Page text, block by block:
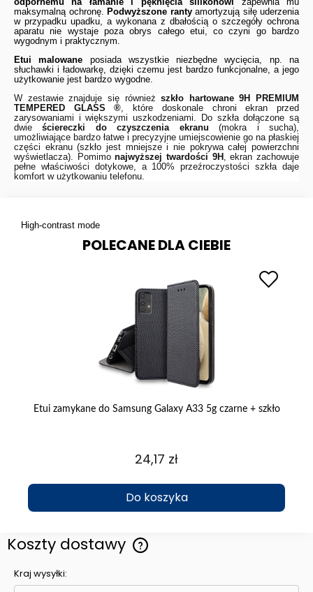
maksymalną ochronę. Podwyższone rantyamortyzują siłę uderzenia
w przypadku upadku, a wykonana z dbałością o szczegóły ochrona
aparatu nie wystaje poza obrys całego etui, co czyni go bardzo
wygodnym i praktycznym.
Etui malowane posiada wszystkie niezbędne wycięcia, np. na
słuchawki i ładowarkę, dzięki czemu jest bardzo funkcjonalne, a jego
użytkowanie jest bardzo wygodne.
W zestawie znajduje się równieższkło hartowane 9H
PREMIUM
TEMPERED GLASS ®, które doskonale chroni ekran przed
zarysowaniami i większymi uszkodzeniami. Do szkła dołączone są
dwieściereczki do czyszczenia ekranu (mokra i sucha),
umożliwiające bardzo łatwe i precyzyjne umiejscowienie go na płaskiej
części ekranu (szkło jest mniejsze i nie pokrywa całej powierzchni
wyświetlacza). Pomimonajwyższej twardości 9H , ekran zachowuje
pełne właściwości dotykowe, a 100% przeźroczystości szkła daje
komfort w użytkowaniu telefonu.
High-contrast mode
POLECANE DLA CIEBIE
Etui zamykane do Samsung Galaxy A33 5g czarne + szkło
24,17 zł
Do koszyka
Koszty dostawy
Kraj wysyłki: